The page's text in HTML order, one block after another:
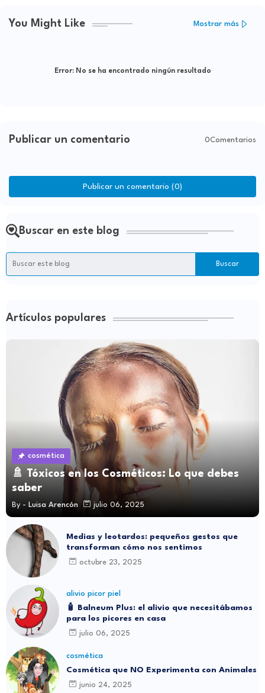
You Might Like Mostrar más
Error:No se ha encontrado ningún resultado
Publicar un comentario 0Comentarios
Publicar un comentario (0)
Buscar en este blog
Artículos populares
cosmética
🚿 Tóxicos en los Cosméticos: Lo que debes
saber
By - Luisa Arencón julio 06, 2025
Medias y leotardos: pequeños gestos que
transforman cómo nos sentimos
octubre 23, 2025
alivio picor piel
🧴 Balneum Plus: el alivio que necesitábamos
para los picores en casa
julio 06, 2025
cosmética
Cosmética que NO Experimenta con Animales
junio 24, 2025